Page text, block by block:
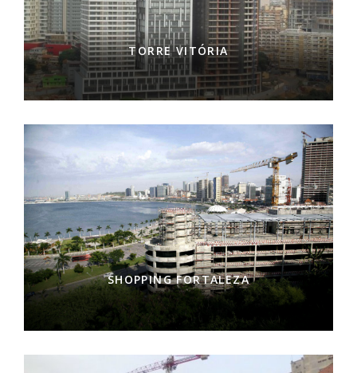
TORRE VITÓRIA
SHOPPING FORTALEZA